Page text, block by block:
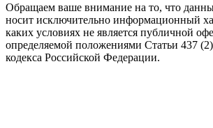
Обращаем ваше внимание на то, что
носит исключительно информационный
каких условиях не является публичной
определяемой положениями Статьи 437
кодекса Российской Федерации.